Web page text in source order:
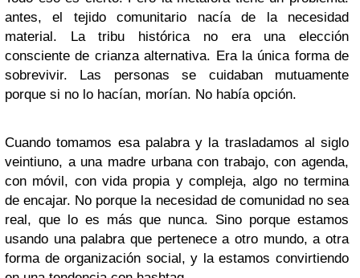
antes, el tejido comunitario nacía de la necesidad
material. La tribu histórica no era una elección
consciente de crianza alternativa. Era la única forma de
sobrevivir. Las personas se cuidaban mutuamente
porque si no lo hacían, morían. No había opción.
Cuando tomamos esa palabra y la trasladamos al siglo
veintiuno, a una madre urbana con trabajo, con agenda,
con móvil, con vida propia y compleja, algo no termina
de encajar. No porque la necesidad de comunidad no sea
real, que lo es más que nunca. Sino porque estamos
usando una palabra que pertenece a otro mundo, a otra
forma de organización social, y la estamos convirtiendo